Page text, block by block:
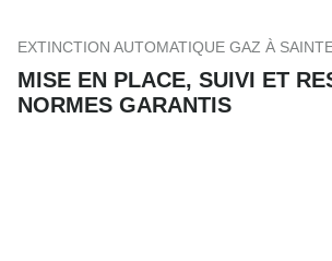
EXTINCTION AUTOMATIQUE GAZ À
MISE EN PLACE, SUIVI ET
NORMES GARANTIS